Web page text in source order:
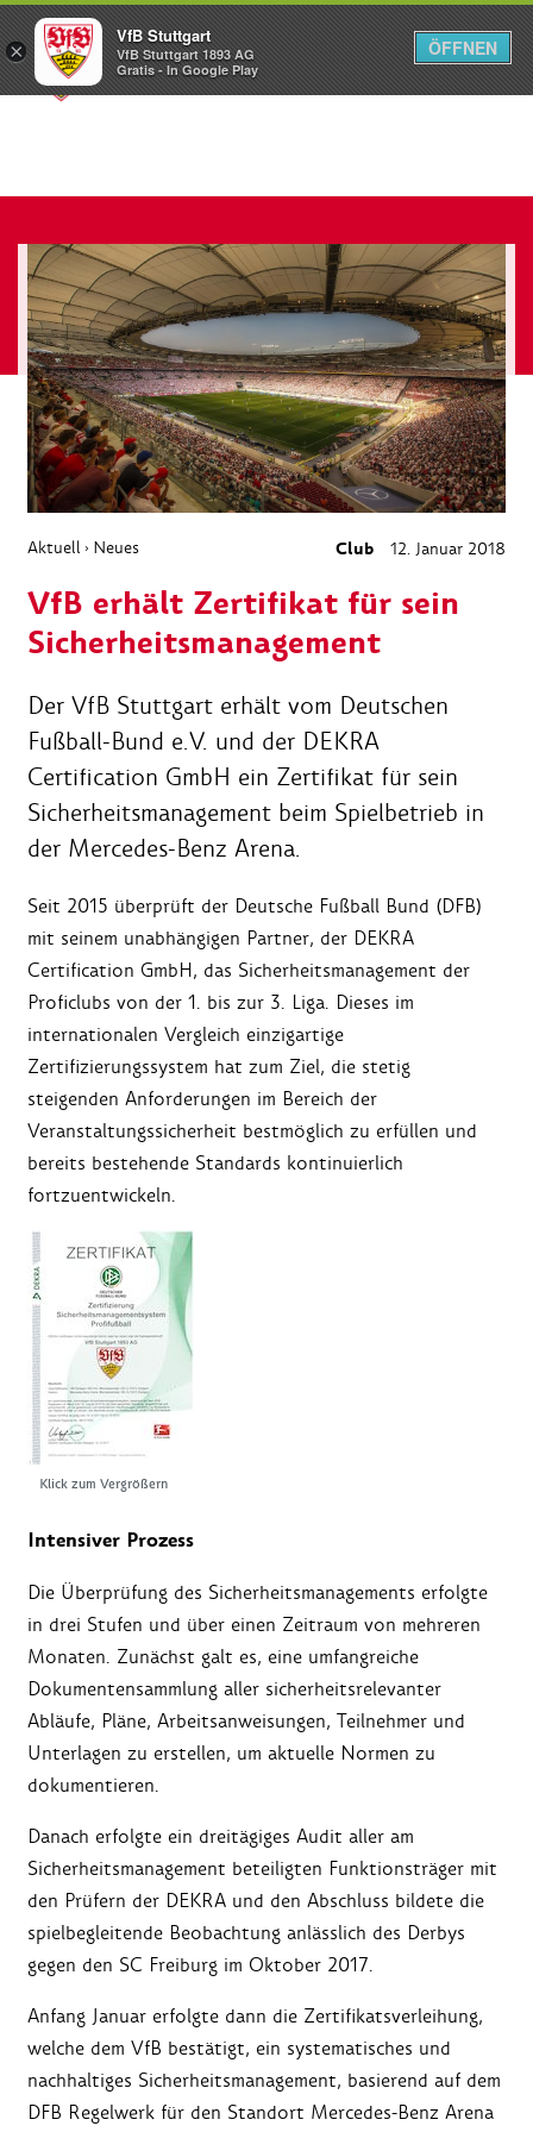
Menü
Aktuell › Neues Club 12. Januar 2018
VfB erhält Zertifikat für sein
Sicherheitsmanagement
Der VfB Stuttgart erhält vom Deutschen
Fußball-Bund e.V. und der DEKRA
Certification GmbH ein Zertifikat für sein
Sicherheitsmanagement beim Spielbetrieb in
der Mercedes-Benz Arena.
Seit 2015 überprüft der Deutsche Fußball Bund (DFB)
mit seinem unabhängigen Partner, der DEKRA
Certification GmbH, das Sicherheitsmanagement der
Proficlubs von der 1. bis zur 3. Liga. Dieses im
internationalen Vergleich einzigartige
Zertifizierungssystem hat zum Ziel, die stetig
steigenden Anforderungen im Bereich der
Veranstaltungssicherheit bestmöglich zu erfüllen und
bereits bestehende Standards kontinuierlich
fortzuentwickeln.
Klick zum Vergrößern
Intensiver Prozess
Die Überprüfung des Sicherheitsmanagements erfolgte
in drei Stufen und über einen Zeitraum von mehreren
Monaten. Zunächst galt es, eine umfangreiche
Dokumentensammlung aller sicherheitsrelevanter
Abläufe, Pläne, Arbeitsanweisungen, Teilnehmer und
Unterlagen zu erstellen, um aktuelle Normen zu
dokumentieren.
Danach erfolgte ein dreitägiges Audit aller am
Sicherheitsmanagement beteiligten Funktionsträger mit
den Prüfern der DEKRA und den Abschluss bildete die
spielbegleitende Beobachtung anlässlich des Derbys
gegen den SC Freiburg im Oktober 2017.
Anfang Januar erfolgte dann die Zertifikatsverleihung,
welche dem VfB bestätigt, ein systematisches und
nachhaltiges Sicherheitsmanagement, basierend auf dem
DFB Regelwerk für den Standort Mercedes-Benz Arena
×
VfB Stuttgart
VfB Stuttgart 1893 AG
Gratis - In Google Play
ÖFFNEN